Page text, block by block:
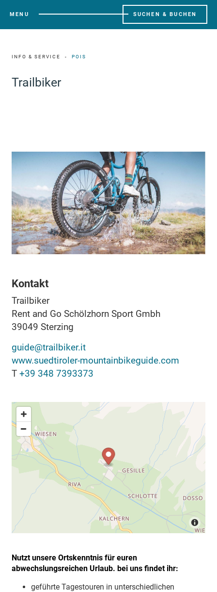
MENU SUCHEN & BUCHEN
INFO & SERVICE POIS
Trailbiker
Kontakt
Trailbiker
Rent and Go Schölzhorn Sport Gmbh
39049 Sterzing
guide@trailbiker.it
www.suedtiroler-mountainbikeguide.com
T +39 348 7393373
Nutzt unsere Ortskenntnis für euren
abwechslungsreichen Urlaub. bei uns findet ihr:
geführte Tagestouren in unterschiedlichen